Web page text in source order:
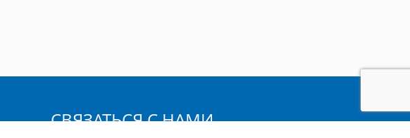
СВЯЗАТЬСЯ С НАМИ